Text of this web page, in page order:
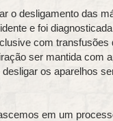
o desligamento das
e foi
com
ser mantida com
os aparelhos
em um